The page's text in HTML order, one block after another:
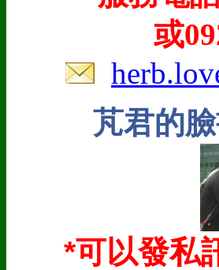
或
芃君的
*可以發私